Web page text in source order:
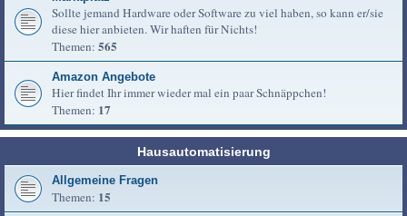
Sollte jemand Hardware oder Software zu viel haben, so kann er/sie
diese hier anbieten. Wir haften für Nichts!
Themen: 565
Amazon Angebote
Hier findet Ihr immer wieder mal ein paar Schnäppchen!
Themen: 17
Hausautomatisierung
Allgemeine Fragen
Themen: 15